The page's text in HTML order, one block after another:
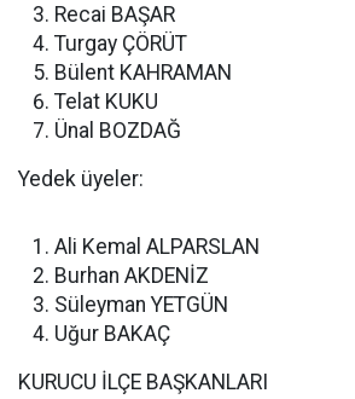
Recai BAŞAR
Turgay ÇÖRÜT
Bülent KAHRAMAN
Telat KUKU
Ünal BOZDAĞ
Yedek üyeler:
Ali Kemal ALPARSLAN
Burhan AKDENİZ
Süleyman YETGÜN
Uğur BAKAÇ
KURUCU İLÇE BAŞKANLARI